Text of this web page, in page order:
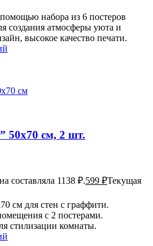
набора из 6 постеров
создания атмосферы уюта и
высокое качество печати.
50х70 см, 2 шт.
составляла 1138 ₽.599 ₽Текущая
см для стен с граффити.
с 2 постерами.
стилизации комнаты.